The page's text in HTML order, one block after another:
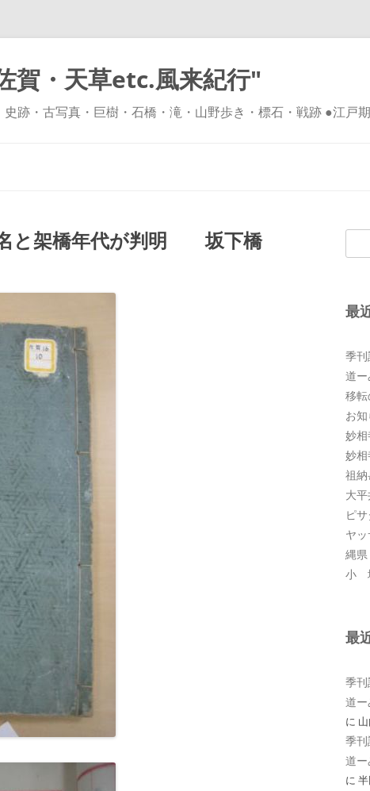
賀・天草etc.風来紀行"
跡・古写真・巨樹・石橋・滝・山野歩き・標石・戦跡 ●江戸期
ッ
プ
と架橋年代が判明 坂下橋
索:
最
季
道
移
お
妙
妙
祖
大
ピ
ヤ
縄県
小
最
季
道
に
季
道
に